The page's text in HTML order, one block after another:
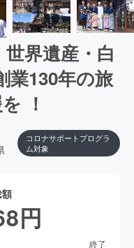
世界遺産・白
業130年の旅
！
コロナサポートプログラ
ム対象
円
終了